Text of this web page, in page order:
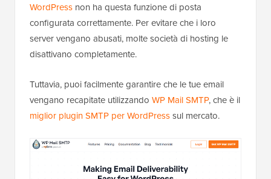
WordPress non ha questa funzione di posta
configurata correttamente. Per evitare che i loro
server vengano abusati, molte società di hosting le
disattivano completamente.
Tuttavia, puoi facilmente garantire che le tue email
vengano recapitate utilizzando WP Mail SMTP, che è il
miglior plugin SMTP per WordPresssul mercato.